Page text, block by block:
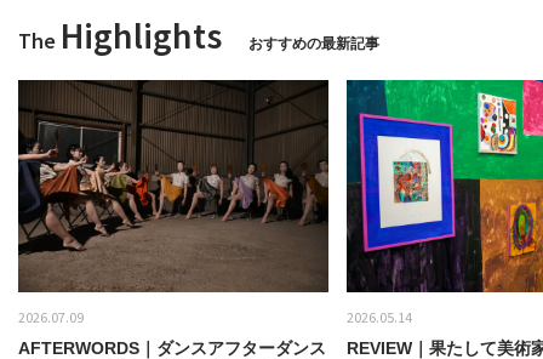
The Highlights おすすめの最新記事
2026.07.09
AFTERWORDS｜ダンスアフターダンス
2026.05.14
REVIEW｜果たして美術